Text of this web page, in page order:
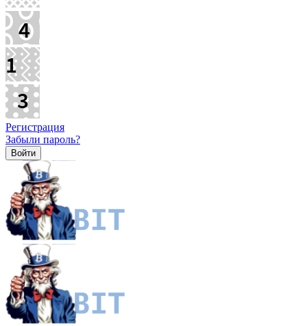
Регистрация
Забыли пароль?